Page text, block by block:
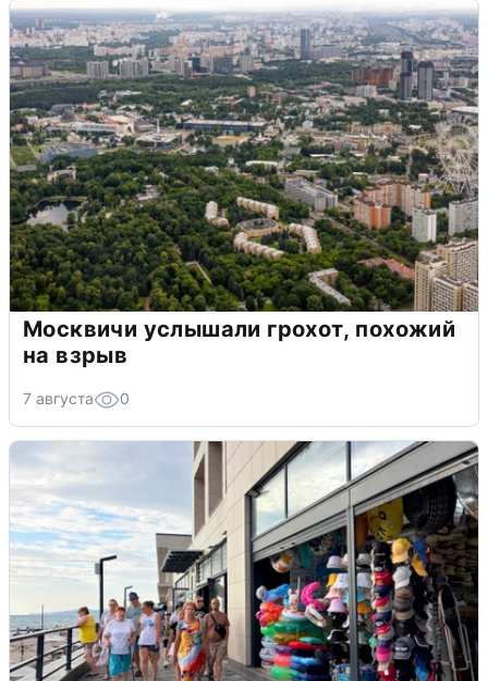
Москвичи услышали грохот, похожий
на взрыв
7 августа 0